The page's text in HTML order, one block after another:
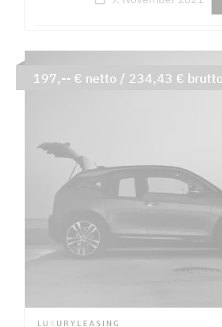
197,-- € netto / 234,43 € brutto